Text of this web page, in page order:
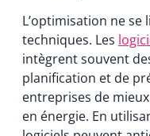
L’optimisation ne
techniques. Les
intègrent souvent
planification et de
entreprises de
en énergie. En